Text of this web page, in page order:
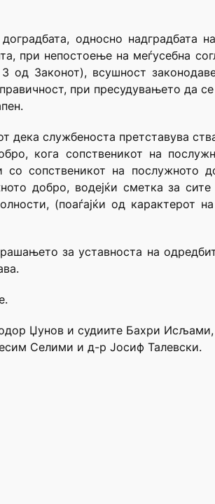
односно надградбата
при непостоење на меѓусебна
од Законот), всушност
при пресудувањето да
дека службеноста претставува
кога сопственикот на
сопственикот на послужното
добро, водејќи сметка за
(поаѓајќи од карактерот
за уставноста на
Џунов и судиите Бахри
Селими и д-р Јосиф Талевски.